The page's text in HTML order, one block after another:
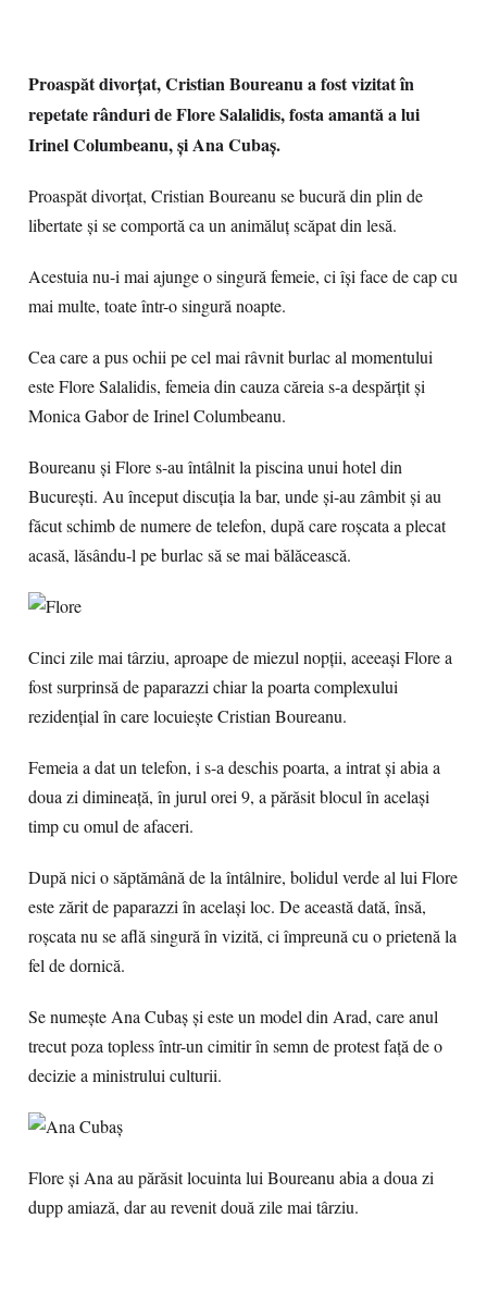
Proaspăt divorţat, Cristian Boureanu a fost vizitat în
repetate rânduri de Flore Salalidis, fosta amantă a lui
Irinel Columbeanu, şi Ana Cubaş.
Proaspăt divorţat, Cristian Boureanu se bucură din plin de
libertate şi se comportă ca un animăluţ scăpat din lesă.
Acestuia nu-i mai ajunge o singură femeie, ci îşi face de cap cu
mai multe, toate într-o singură noapte.
Cea care a pus ochii pe cel mai râvnit burlac al momentului
este Flore Salalidis, femeia din cauza căreia s-a despărţit şi
Monica Gabor de Irinel Columbeanu.
Boureanu şi Flore s-au întâlnit la piscina unui hotel din
Bucureşti. Au început discuţia la bar, unde şi-au zâmbit şi au
făcut schimb de numere de telefon, după care roşcata a plecat
acasă, lăsându-l pe burlac să se mai bălăcească.
Cinci zile mai târziu, aproape de miezul nopţii, aceeaşi Flore a
fost surprinsă de paparazzi chiar la poarta complexului
rezidenţial în care locuieşte Cristian Boureanu.
Femeia a dat un telefon, i s-a deschis poarta, a intrat şi abia a
doua zi dimineaţă, în jurul orei 9, a părăsit blocul în acelaşi
timp cu omul de afaceri.
După nici o săptămână de la întâlnire, bolidul verde al lui Flore
este zărit de paparazzi în acelaşi loc. De această dată, însă,
roşcata nu se află singură în vizită, ci împreună cu o prietenă la
fel de dornică.
Se numeşte Ana Cubaş şi este un model din Arad, care anul
trecut poza topless într-un cimitir în semn de protest faţă de o
decizie a ministrului culturii.
Flore şi Ana au părăsit locuinta lui Boureanu abia a doua zi
dupp amiază, dar au revenit două zile mai târziu.